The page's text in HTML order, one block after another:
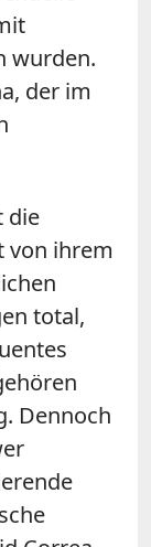
wurden.
der im
die
von ihrem
total,
Dennoch